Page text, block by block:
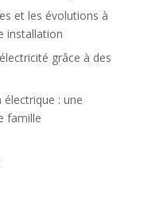
et les évolutions à
installation
grâce à des
électrique : une
famille